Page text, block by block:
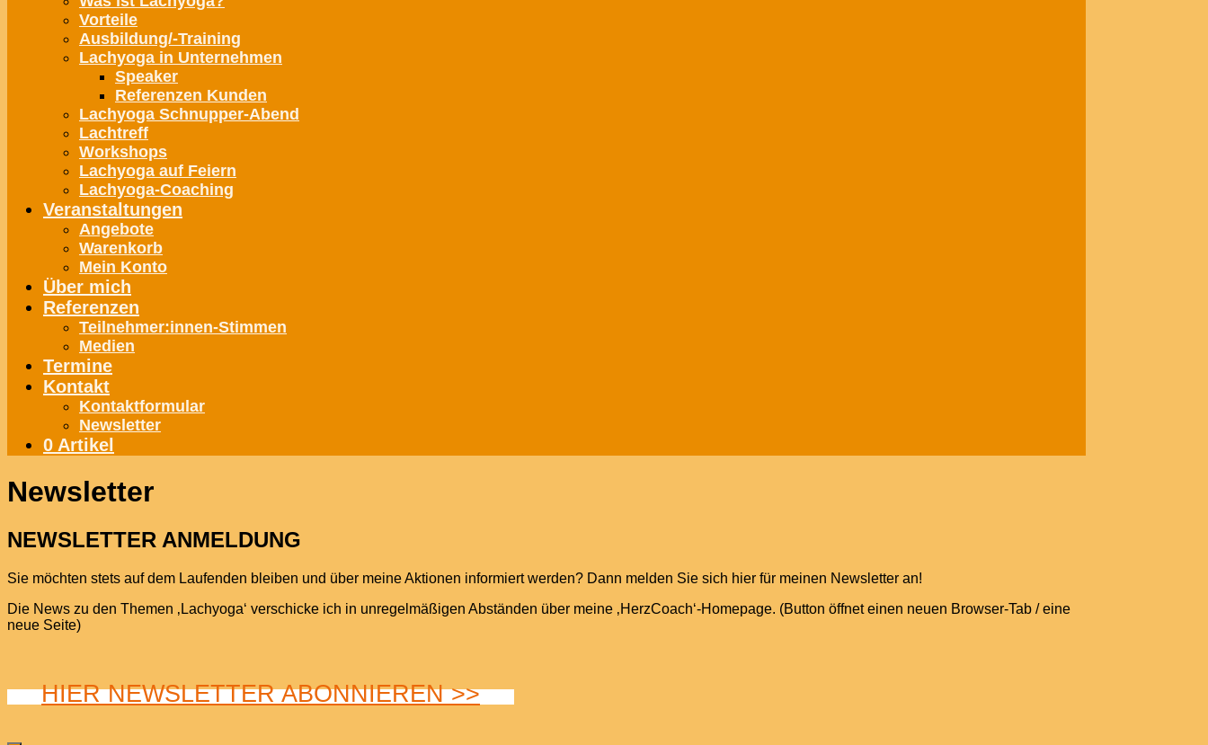
Vorteile
Ausbildung/-Training
Lachyoga in Unternehmen
Speaker
Referenzen Kunden
Lachyoga Schnupper-Abend
Lachtreff
Workshops
Lachyoga auf Feiern
Lachyoga-Coaching
Veranstaltungen
Angebote
Warenkorb
Mein Konto
Über mich
Referenzen
Teilnehmer:innen-Stimmen
Medien
Termine
Kontakt
Kontaktformular
Newsletter
0 Artikel
Newsletter
NEWSLETTER ANMELDUNG
Sie möchten stets auf dem Laufenden bleiben und über meine Aktionen informiert werden? Dann melden Sie sich hier für meinen Newsletter an!
Die News zu den Themen ‚Lachyoga‘ verschicke ich in unregelmäßigen Abständen über meine ‚HerzCoach‘-Homepage. (Button öffnet einen neuen Browser-Tab / eine
neue Seite)
HIER NEWSLETTER ABONNIEREN >>